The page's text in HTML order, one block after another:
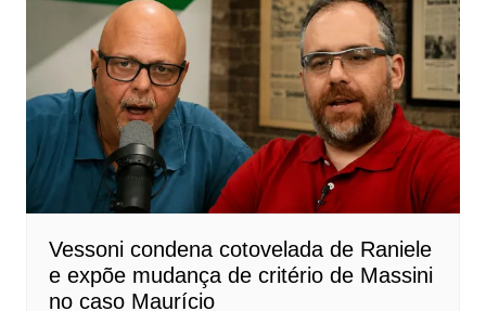
Vessoni condena cotovelada de Raniele
e expõe mudança de critério de Massini
no caso Maurício